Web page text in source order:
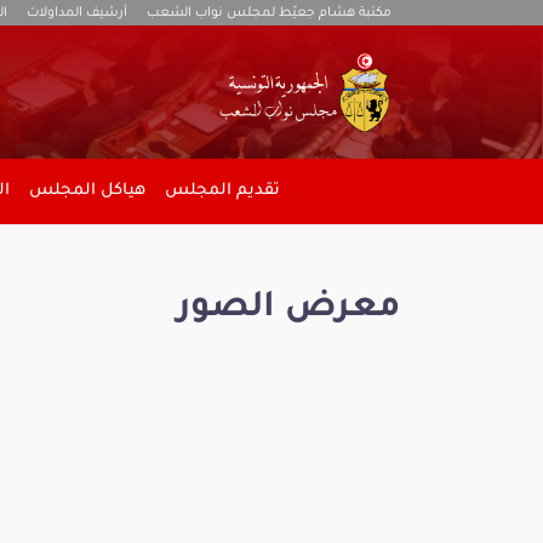
مكتبة هشام جعيّط لمجلس نواب الشعب أرشيف المداولات
تقديم المجلس هياكل المجلس
معرض الصور